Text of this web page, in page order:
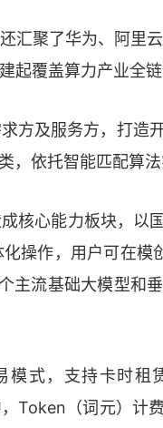
汇聚了华为、阿里
起覆盖算力产业全链
方及服务方，打造
依托智能匹配算
核心能力板块，
操作，用户可在
主流基础大模型和
式，支持卡时
Token（词元）计